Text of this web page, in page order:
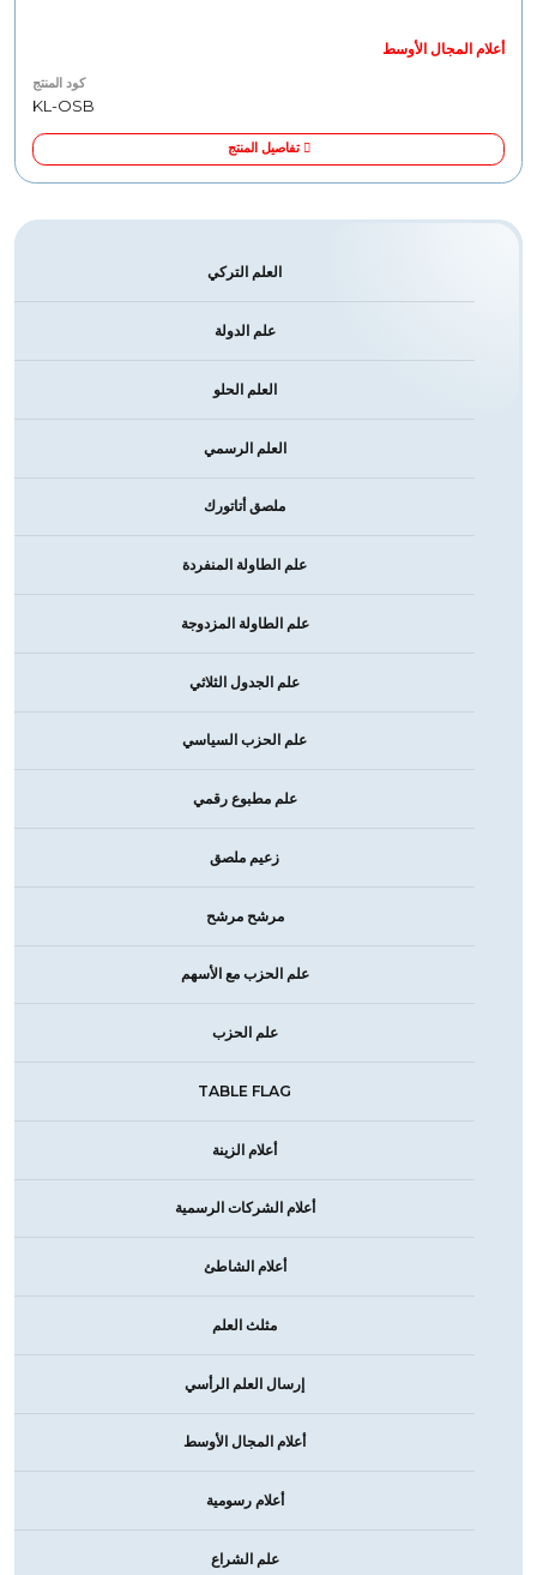
أعلام المجال الأوسط
كود المنتج
KL-OSB
تفاصيل المنتج
العلم التركي
علم الدولة
العلم الحلو
العلم الرسمي
ملصق أتاتورك
علم الطاولة المنفردة
علم الطاولة المزدوجة
علم الجدول الثلاثي
علم الحزب السياسي
علم مطبوع رقمي
زعيم ملصق
مرشح مرشح
علم الحزب مع الأسهم
علم الحزب
TABLE FLAG
أعلام الزينة
أعلام الشركات الرسمية
أعلام الشاطئ
مثلث العلم
إرسال العلم الرأسي
أعلام المجال الأوسط
أعلام رسومية
علم الشراع